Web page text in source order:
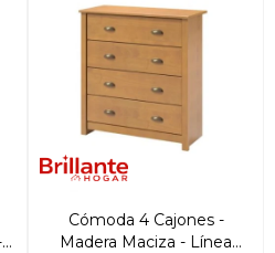
Cómoda 4 Cajones -
Madera Maciza - Línea